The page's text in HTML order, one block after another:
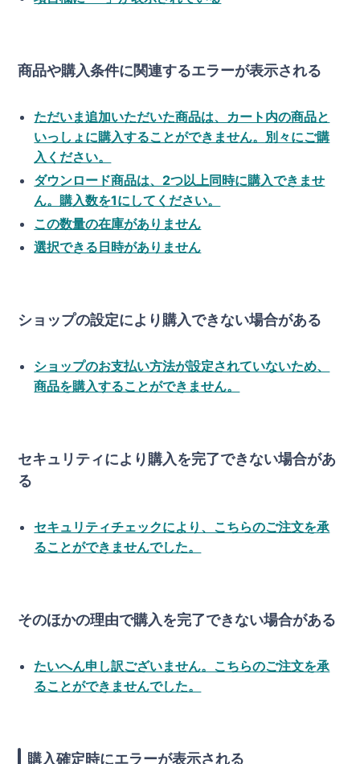
商品や購入条件に関連するエラーが表示される
ただいま追加いただいた商品は、カート内の商品と
いっしょに購入することができません。別々にご購
入ください。
ダウンロード商品は、2つ以上同時に購入できませ
ん。購入数を1にしてください。
この数量の在庫がありません
選択できる日時がありません
ショップの設定により購入できない場合がある
ショップのお支払い方法が設定されていないため、
商品を購入することができません。
セキュリティにより購入を完了できない場合があ
る
セキュリティチェックにより、こちらのご注文を承
ることができませんでした。
そのほかの理由で購入を完了できない場合がある
たいへん申し訳ございません。こちらのご注文を承
ることができませんでした。
購入確定時にエラーが表示される